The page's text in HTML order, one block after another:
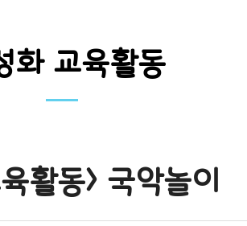
화 교육활동
활동> 국악놀이